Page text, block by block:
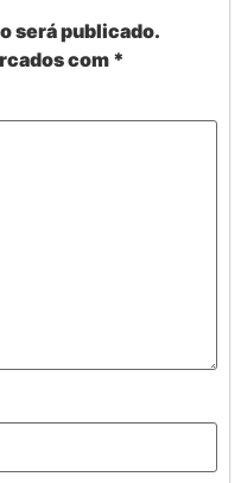
será publicado.
com *